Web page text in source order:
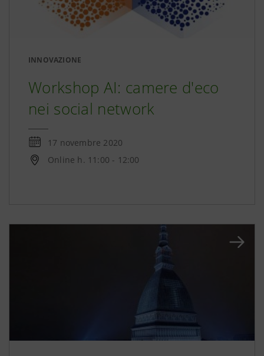
INNOVAZIONE
Workshop AI: camere d'eco
nei social network
17 novembre 2020
Online h. 11:00 - 12:00